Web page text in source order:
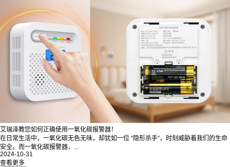
艾瑞泽教您如何正确使用一氧化碳报警器！
在日常生活中，一氧化碳无色无味，却犹如一位 “隐形杀手”，时刻威胁着我们的生命
安全。而一氧化碳报警器，...
2024-10-31
查看更多